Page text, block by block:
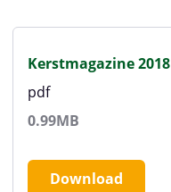
Kerstmagazine 2018
pdf
0.99MB
Download